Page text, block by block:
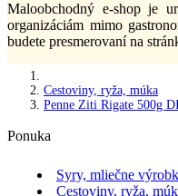
Maloobchodný e-shop je
organizáciám mimo
budete presmerovaní na
Cestoviny, ryža, múka
Penne Ziti Rigate 500g
Ponuka
Syry, mliečne
Cestoviny, ryža,